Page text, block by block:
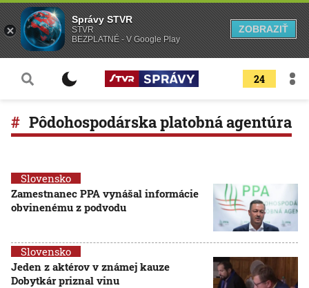
24
Pôdohospodárska platobná agentúra
Slovensko
Zamestnanec PPA vynášal informácie
obvinenému z podvodu
Slovensko
Jeden z aktérov v známej kauze
Dobytkár priznal vinu
Správy STVR
STVR
BEZPLATNÉ - V Google Play
ZOBRAZIŤ